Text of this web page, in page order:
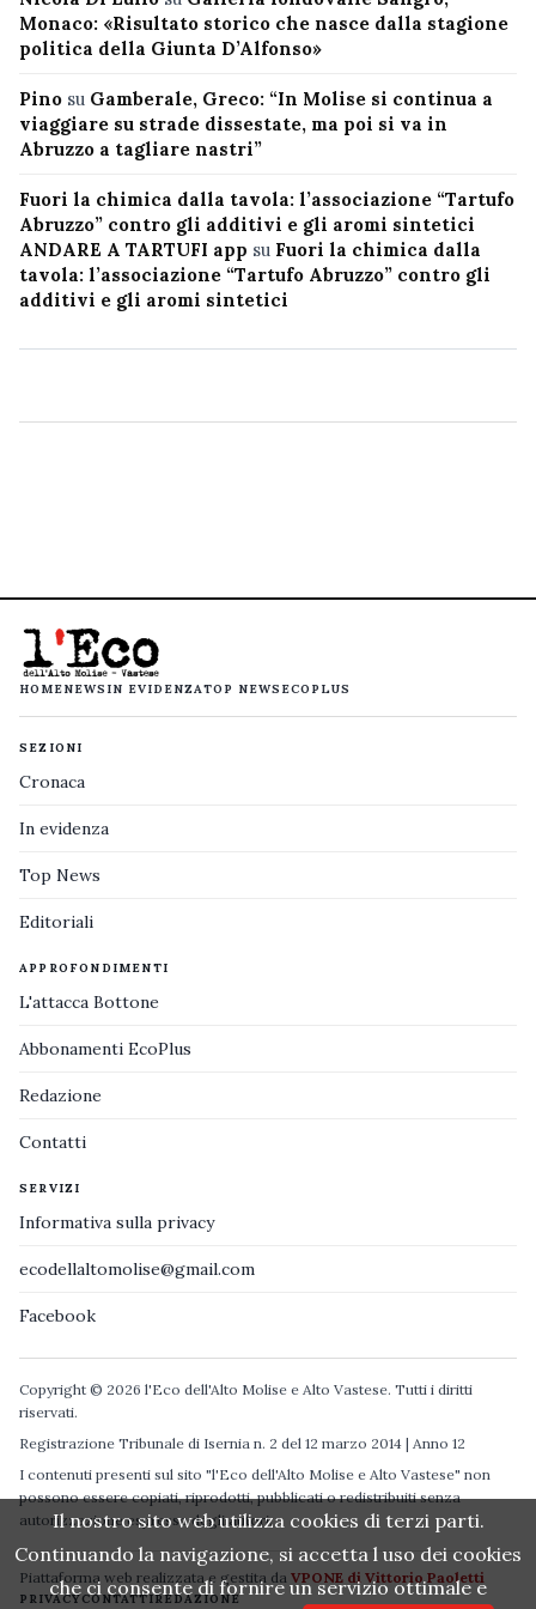
Monaco: «Risultato storico che nasce dalla stagione
politica della Giunta D’Alfonso»
Pino su Gamberale, Greco: “In Molise si continua a
viaggiare su strade dissestate, ma poi si va in
Abruzzo a tagliare nastri”
Fuori la chimica dalla tavola: l’associazione “Tartufo
Abruzzo” contro gli additivi e gli aromi sintetici
ANDARE A TARTUFI app su Fuori la chimica dalla
tavola: l’associazione “Tartufo Abruzzo” contro gli
additivi e gli aromi sintetici
HOMENEWS IN EVIDENZATOP NEWS ECOPLUS
SEZIONI
Cronaca
In evidenza
Top News
Editoriali
APPROFONDIMENTI
L'attacca Bottone
Abbonamenti EcoPlus
Redazione
Contatti
SERVIZI
Informativa sulla privacy
ecodellaltomolise@gmail.com
Facebook
Copyright © 2026 l'Eco dell'Alto Molise e Alto Vastese. Tutti i diritti
riservati.
Registrazione Tribunale di Isernia n. 2 del 12 marzo 2014 | Anno 12
I contenuti presenti sul sito "l'Eco dell'Alto Molise e Alto Vastese" non
possono essere copiati, riprodotti, pubblicati o redistribuiti senza
autorizzazione espressa degli autori.
Piattaforma web realizzata e gestita da VPONE di Vittorio Paoletti
PRIVACYCONTATTIREDAZIONE
Il nostro sito web utilizza cookies di terzi parti.
Continuando la navigazione, si accetta l uso dei cookies
che ci consente di fornire un servizio ottimale e